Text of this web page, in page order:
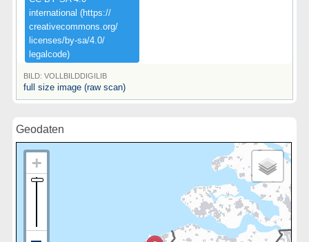
international ​(​https:​/​/​
creativecommons.​org/​
licenses/​by-​sa/​4.​0/​
legalcode)​
BILD: VOLLBILDDIGILIB
full size image (raw scan)
Geodaten